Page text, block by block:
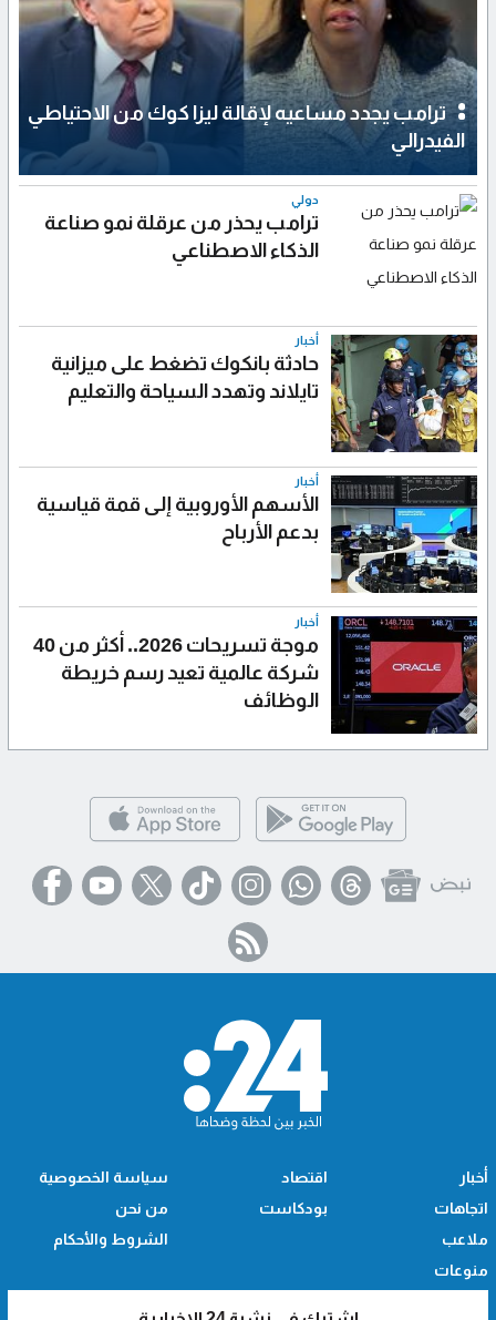
ترامب يجدد مساعيه لإقالة ليزا كوك من الاحتياطي
الفيدرالي
دولي
ترامب يحذر من عرقلة نمو صناعة
الذكاء الاصطناعي
أخبار
حادثة بانكوك تضغط على ميزانية
تايلاند وتهدد السياحة والتعليم
أخبار
الأسهم الأوروبية إلى قمة قياسية
بدعم الأرباح
أخبار
موجة تسريحات 2026.. أكثر من 40
شركة عالمية تعيد رسم خريطة
الوظائف
أخبار
اتجاهات
ملاعب
منوعات
اقتصاد
بودكاست
سياسة الخصوصية
من نحن
الشروط والأحكام